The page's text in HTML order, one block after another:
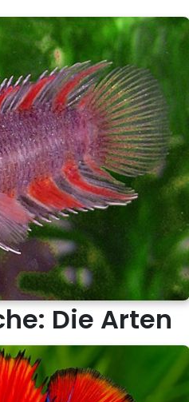
Die Arten